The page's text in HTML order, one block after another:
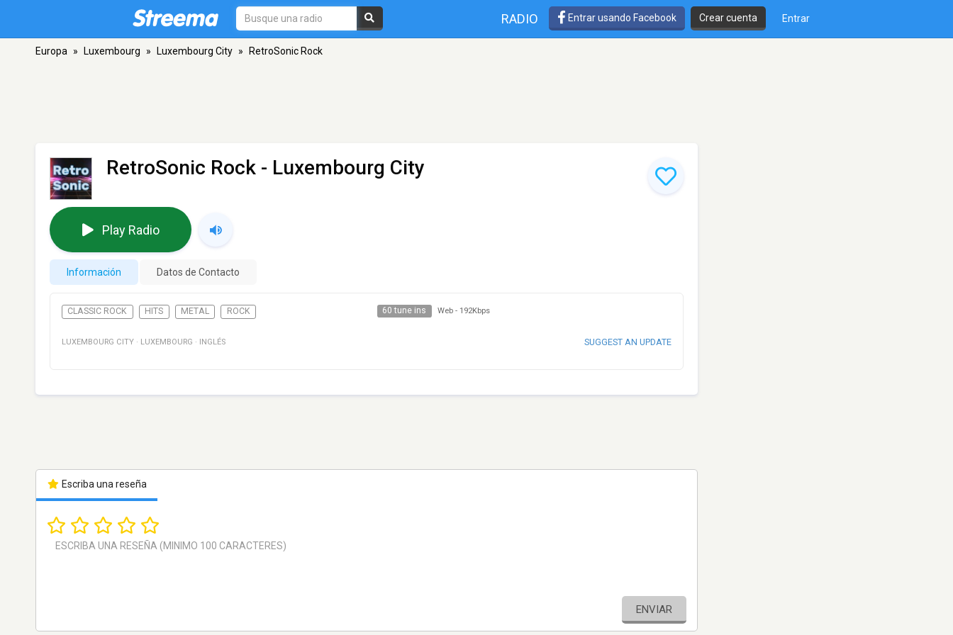
RADIO Entrar usando Facebook Crear cuenta Entrar
Europa » Luxembourg » Luxembourg City » RetroSonic Rock
RetroSonic Rock - Luxembourg City
Play Radio
Información Datos de Contacto
CLASSIC ROCK HITS METAL ROCK 60 tune ins Web - 192Kbps
LUXEMBOURG CITY · LUXEMBOURG · INGLÉS SUGGEST AN UPDATE
Escriba una reseña
ENVIAR